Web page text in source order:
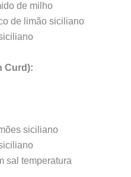
de milho
de limão siciliano
Curd):
siciliano
sal temperatura